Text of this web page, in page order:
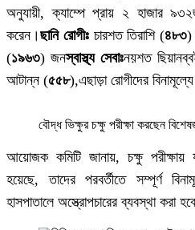
অনুযায়ী, ক্যাম্পে প্রায় ২ হাজার
করেন।​ ছানি রোগীঃ চারশত তিরাশি (৪৮৩)
(১৯৬৩) জন​স্বাস্থ্য সেবাঃনয়শত
আটান্ন (৫৫৮),এছাড়া রোগীদের
বৌদ্ধ ভিক্ষুর চক্ষু পরীক্ষা করছেন
আয়োজক কমিটি জানায়, চক্ষু পরীক্ষায়
হয়েছে, তাদের পরবর্তীতে সম্পূর্ণ
হাসপাতালে অস্ত্রোপচারের ব্যবস্থা করা